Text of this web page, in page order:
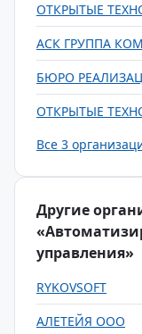
ОТКРЫТЫЕ
АСК ГРУППА
БЮРО
ОТКРЫТЫЕ
Все 3
Другие
управления»
RYKOVSOFT
АЛЕТЕЙЯ ООО